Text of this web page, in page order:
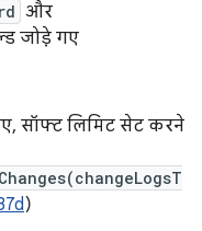
और
जोड़े गए
सॉफ्ट लिमिट सेट करने
)